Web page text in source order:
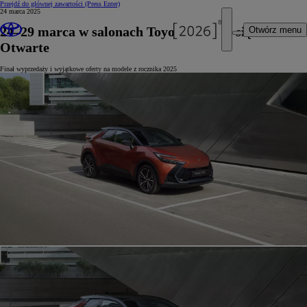
Przejdź do głównej zawartości (Press Enter)
Otwórz menu
24 marca 2025
24–29 marca w salonach Toyoty odbędą się Dni
Otwarte
Finał wyprzedaży i wyjątkowe oferty na modele z rocznika 2025